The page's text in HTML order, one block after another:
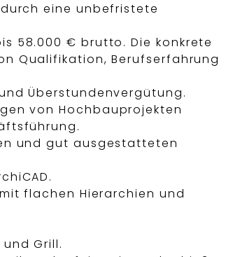
eine unbefristete
58.000 € brutto. Die konkrete
Qualifikation, Berufserfahrung
Überstundenvergütung.
von Hochbauprojekten
und gut ausgestatteten
flachen Hierarchien und
Grill.